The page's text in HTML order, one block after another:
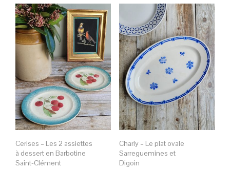
Cerises – Les 2 assiettes
à dessert en Barbotine
Saint-Clément
Charly – Le plat ovale
Sarreguemines et
Digoin